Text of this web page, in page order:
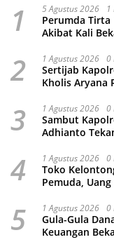
1 5 Agustus 2026
Perumda
Akibat Kali
2 1 Agustus 2026 0
Sertijab
Kholis Aryana
3 1 Agustus 2026 0
Sambut
Adhianto
4 1 Agustus 2026 0
Toko
Pemuda,
5 1 Agustus 2026 0
Gula-Gula
Keuangan